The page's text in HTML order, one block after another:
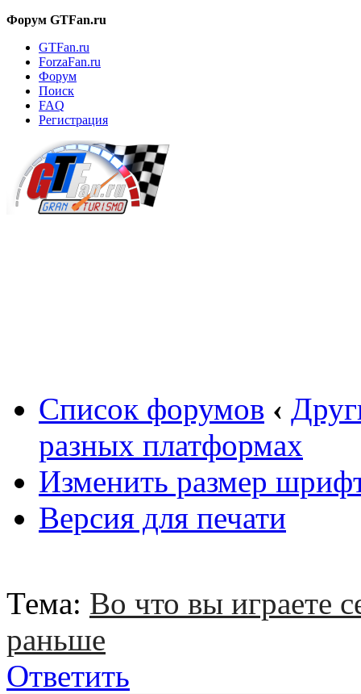
Форум GTFan.ru
GTFan.ru
ForzaFan.ru
Форум
Поиск
FAQ
Регистрация
Список форумов ‹
разных платформах
Изменить размер
Версия для печати
Тема: Во что вы играете
раньше
Ответить